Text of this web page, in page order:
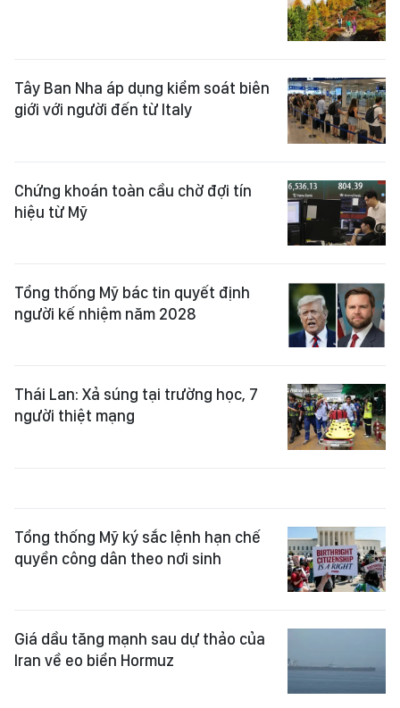
Tây Ban Nha áp dụng kiểm soát biên
giới với người đến từ Italy
Chứng khoán toàn cầu chờ đợi tín
hiệu từ Mỹ
Tổng thống Mỹ bác tin quyết định
người kế nhiệm năm 2028
Thái Lan: Xả súng tại trường học, 7
người thiệt mạng
Tổng thống Mỹ ký sắc lệnh hạn chế
quyền công dân theo nơi sinh
Giá dầu tăng mạnh sau dự thảo của
Iran về eo biển Hormuz